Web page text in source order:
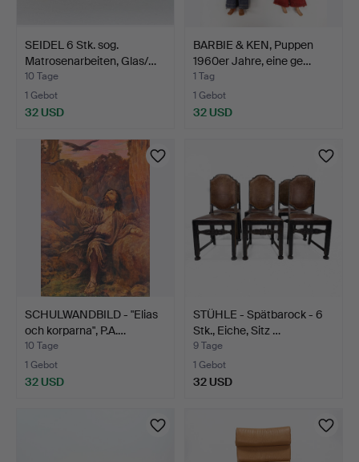
SEIDEL 6 Stk. sog.
Matrosenarbeiten, Glas/…
10 Tage
1 Gebot
32 USD
BARBIE & KEN, Puppen
1960er Jahre, eine ge…
1 Tag
1 Gebot
32 USD
SCHULWANDBILD - "Elias
och korparna", P.A.…
10 Tage
1 Gebot
32 USD
STÜHLE - Spätbarock - 6
Stk., Eiche, Sitz …
9 Tage
1 Gebot
32 USD